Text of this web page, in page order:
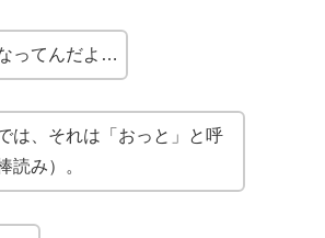
ってんだよ…
は、それは「おっと」と呼
読み）。